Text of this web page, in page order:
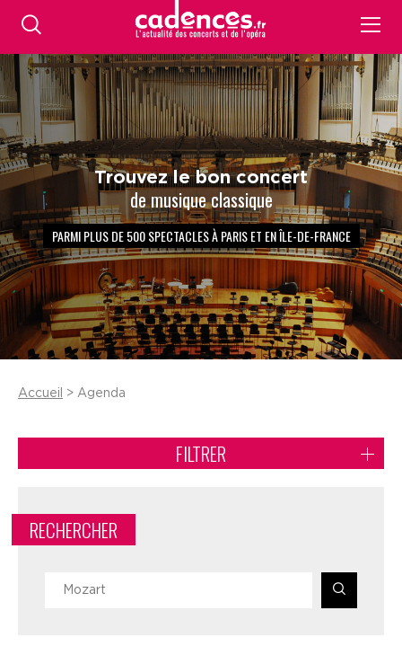
Trouvez le bon concert
de musique classique
PARMI PLUS DE 500 SPECTACLES À PARIS ET EN ÎLE-DE-FRANCE
Accueil > Agenda
FILTRER
RECHERCHER